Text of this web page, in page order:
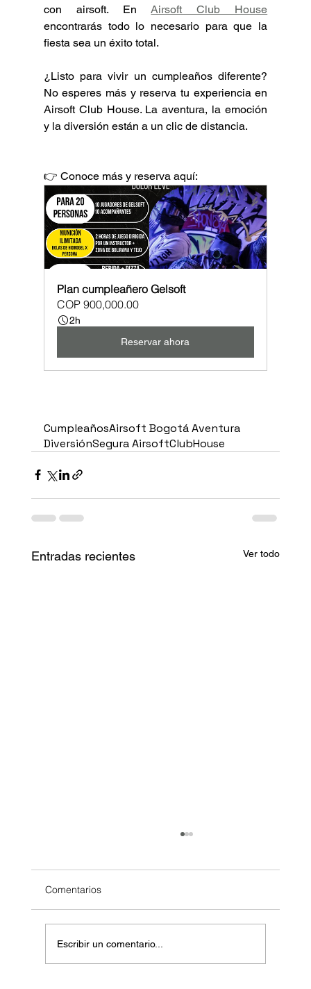
con airsoft. En Airsoft Club House
encontrarás todo lo necesario para que la
fiesta sea un éxito total.
¿Listo para vivir un cumpleaños diferente?
No esperes más y reserva tu experiencia en
Airsoft Club House. La aventura, la emoción
y la diversión están a un clic de distancia.
👉 Conoce más y reserva aquí:
Plan cumpleañero Gelsoft
COP 900,000.00
2h
Reservar ahora
CumpleañosAirsoft Bogotá Aventura
DiversiónSegura AirsoftClubHouse
Entradas recientes Ver todo
Comentarios
Escribir un comentario...